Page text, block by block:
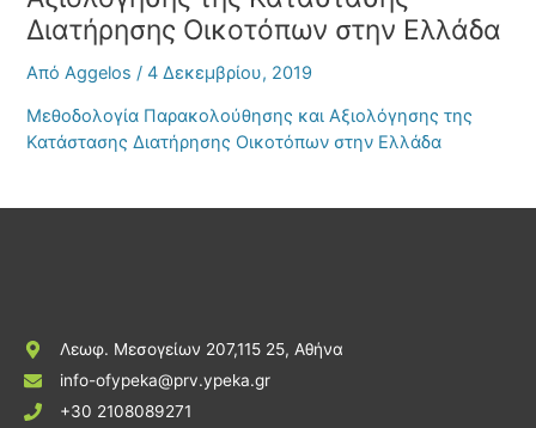
Διατήρησης Οικοτόπων στην Ελλάδα
ΑπόAggelos/4 Δεκεμβρίου, 2019
Μεθοδολογία Παρακολούθησης και Αξιολόγησης της
Κατάστασης Διατήρησης Οικοτόπων στην Ελλάδα
Λεωφ. Μεσογείων 207,115 25, Αθήνα
info-ofypeka@prv.ypeka.gr
+30 2108089271